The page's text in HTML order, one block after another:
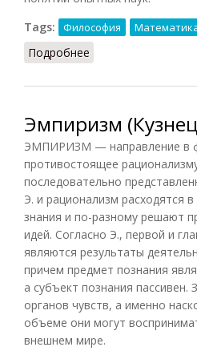
Tags:
Философия
Подробнее
Эмпиризм
ЭМПИРИЗМ — направление в
противостоящее
последовательно
Э. и рационализм расходятся
знания и по-разному решают
идей. Согласно Э., первой и
являются результаты
причем предмет познания
а субъект познания пассивен.
органов чувств, а именно
объеме они могут
внешнем мире.